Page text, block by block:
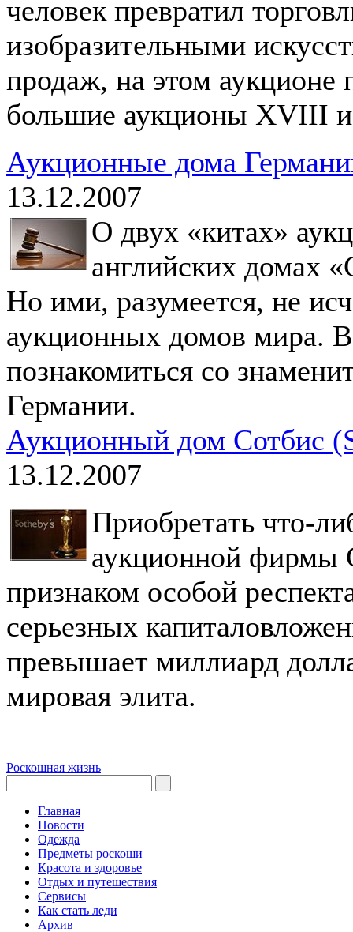
человек превратил
изобразительными
продаж, на этом аукционе
большие аукционы XVIII
Аукционные дома
13.12.2007
О двух «китах»
английских домах
Но ими, разумеется, не
аукционных домов мира.
познакомиться со
Германии.
Аукционный дом Сотбис
13.12.2007
Приобретать что-
аукционной фирмы
признаком особой
серьезных
превышает миллиард
мировая элита.
Роскошная жизнь
Главная
Новости
Одежда
Предметы роскоши
Красота и здоровье
Отдых и путешествия
Сервисы
Как стать леди
Архив